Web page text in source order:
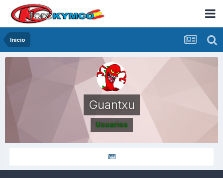
Inicio
Guantxu
Usuarios